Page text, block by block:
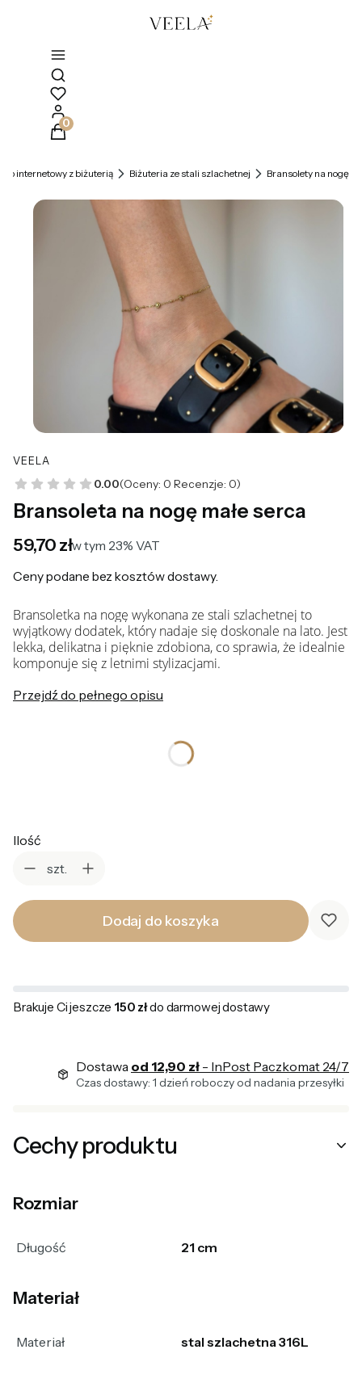
Otwórz wyszukiwarkę
Produkty w koszyku: 0. Zobacz szczegóły
internetowy z biżuterią Biżuteria ze stali szlachetnej Bransolety na nogę
VEELA
0.00(Oceny: 0 Recenzje: 0)
Bransoleta na nogę małe serca
Cena
59,70 złw tym 23% VAT
w tym 23% VAT
Ceny podane bez kosztów dostawy.
Bransoletka na nogę wykonana ze stali szlachetnej to
wyjątkowy dodatek, który nadaje się doskonale na lato. Jest
lekka, delikatna i pięknie zdobiona, co sprawia, że idealnie
komponuje się z letnimi stylizacjami.
Przejdź do pełnego opisu
Ilość
szt.
Dodaj do koszyka
Brakuje Ci jeszcze 150 złdo darmowej dostawy
Dostawa od 12,90 zł - InPost Paczkomat 24/7
Czas dostawy: 1 dzień roboczy od nadania przesyłki
Cechy produktu
Rozmiar
Długość 21 cm
Materiał
Materiał stal szlachetna 316L